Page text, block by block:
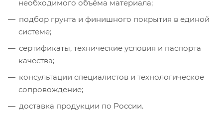
необходимого объёма материала;
подбор грунта и финишного покрытия в единой
системе;
сертификаты, технические условия и паспорта
качества;
консультации специалистов и технологическое
сопровождение;
доставка продукции по России.